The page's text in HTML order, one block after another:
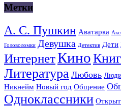
Метки
А. С. Пушкин Аватарка
Головоломки Девушка Детектив Дети
ИнтернетКино
Литература Любовь
Никнейм Новый год Общение
Одноклассники